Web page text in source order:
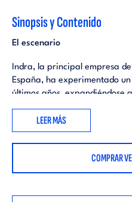
Sinopsis y Contenido
El escenario
Indra, la principal empresa
España, ha experimentado
últimos años, expandiéndose
Esta expansión ha traído
oportunidades en términos
transparencia, reputación ,
implantación social.
Indra tiene alrededor de
Mercado de Valores en
LEER MÁS
COMPRAR